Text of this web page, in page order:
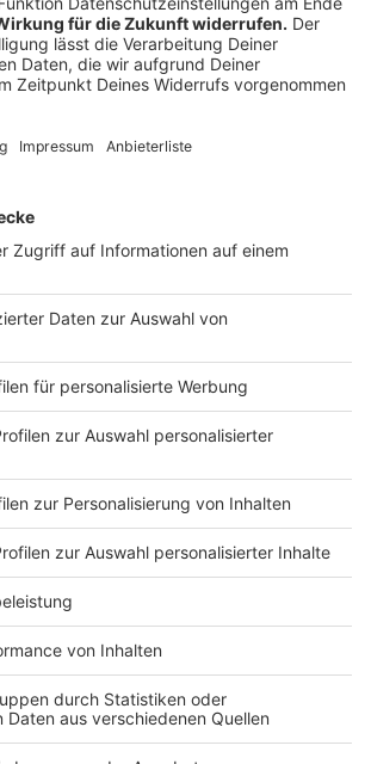
und zum Jahreswechsel haben
Die KundenCenter im Blauhaus und
und 28. Dezember: Das
in Viersen ist wie gewohnt
Die KundenCenter im Blauhaus und
geöffnet.
03. Januar: Alle KundenCenter in
Viersen, Geilenkirchen,
und Erkelenz sind wie
Das KundenCenter in Viersen ist wie